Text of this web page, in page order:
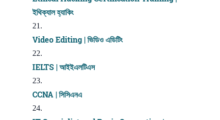
ইথিক্যাল হ্যাকিং
Video Editing | ভিডিও এডিটিং
IELTS | আইইএলটিএস
CCNA | সিসিএনএ